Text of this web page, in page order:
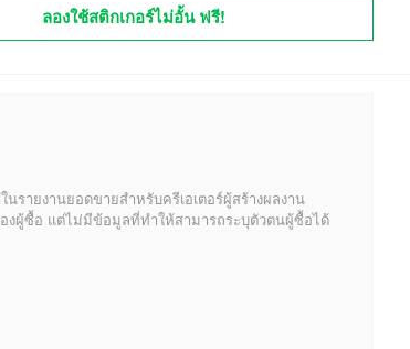
ลองใช้สติกเกอร์ไม่อั้น ฟรี!
นรายงานยอดขายสำหรับครีเอเตอร์ผู้สร้างผลงาน
งผู้ซื้อ แต่ไม่มีข้อมูลที่ทำให้สามารถระบุตัวตนผู้ซื้อได้